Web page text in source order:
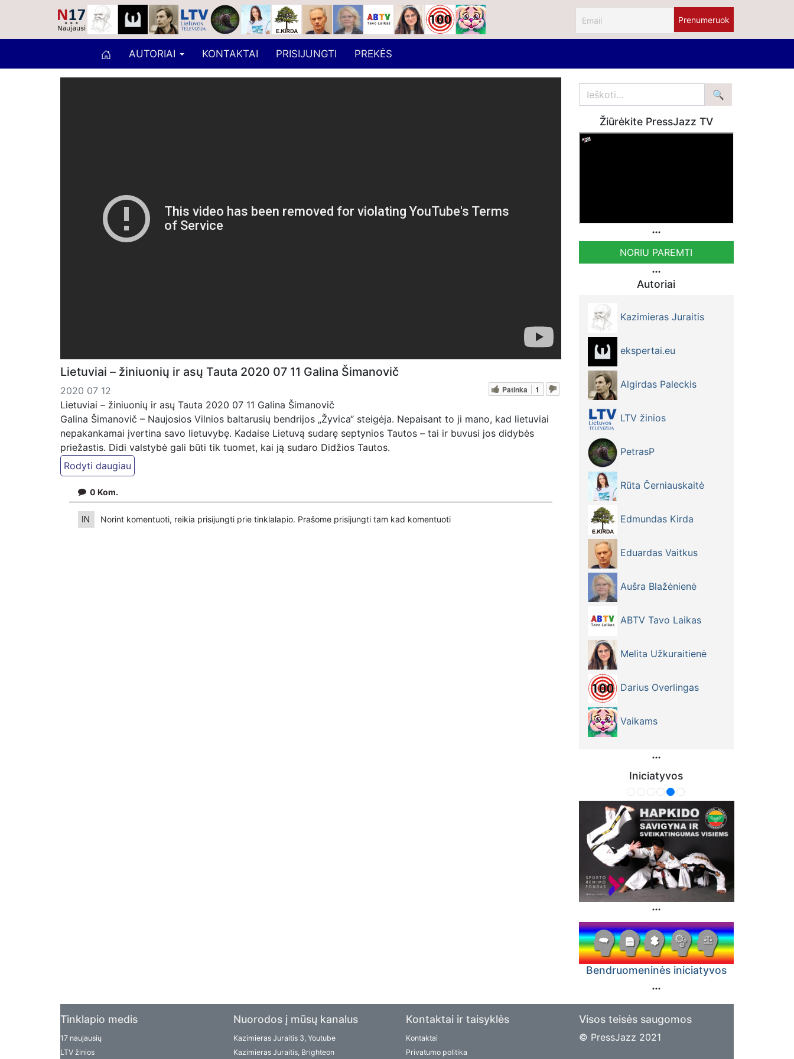
AUTORIAI KONTAKTAI PRISIJUNGTI PREKĖS
Lietuviai – žiniuonių ir asų Tauta 2020 07 11 Galina Šimanovič
2020 07 12 Patinka 1
Lietuviai – žiniuonių ir asų Tauta 2020 07 11 Galina Šimanovič
Galina Šimanovič – Naujosios Vilnios baltarusių bendrijos „Žyvica“ steigėja. Nepaisant to ji mano, kad lietuviai
nepakankamai įvertina savo lietuvybę. Kadaise Lietuvą sudarę septynios Tautos – tai ir buvusi jos didybės
priežastis. Didi valstybė gali būti tik tuomet, kai ją sudaro Didžios Tautos.
Jei manote, kad mūsų darbas Jums reikalingas, kviečiame paremti: Patreon platfomoje
patreon.com/KazimierasJuraitis; Tiesiogiai pervedant per PayPal paypal.me/PressJazzTV; Bankiniu pavedimu -
VŠĮ "Kaisakas", LT477300010078090515 Paskirtyje nurodant ''Auka''
0 Kom.
Norint komentuoti, reikia prisijungti prie tinklalapio. Prašome prisijungti tam kad komentuoti
Žiūrėkite PressJazz TV
NORIU PAREMTI
Autoriai
Kazimieras Juraitis
ekspertai.eu
Algirdas Paleckis
LTV žinios
PetrasP
Rūta Černiauskaitė
Edmundas Kirda
Eduardas Vaitkus
Aušra Blažėnienė
ABTV Tavo Laikas
Melita Užkuraitienė
Darius Overlingas
Vaikams
Iniciatyvos
Bendruomeninės iniciatyvos
Tinklapio medis
17 naujausių
LTV žinios
Nuorodos į mūsų kanalus
Kazimieras Juraitis 3, Youtube
Kazimieras Juraitis, Brighteon
Kontaktai ir taisyklės
Kontaktai
Privatumo politika
Visos teisės saugomos
© PressJazz 2021